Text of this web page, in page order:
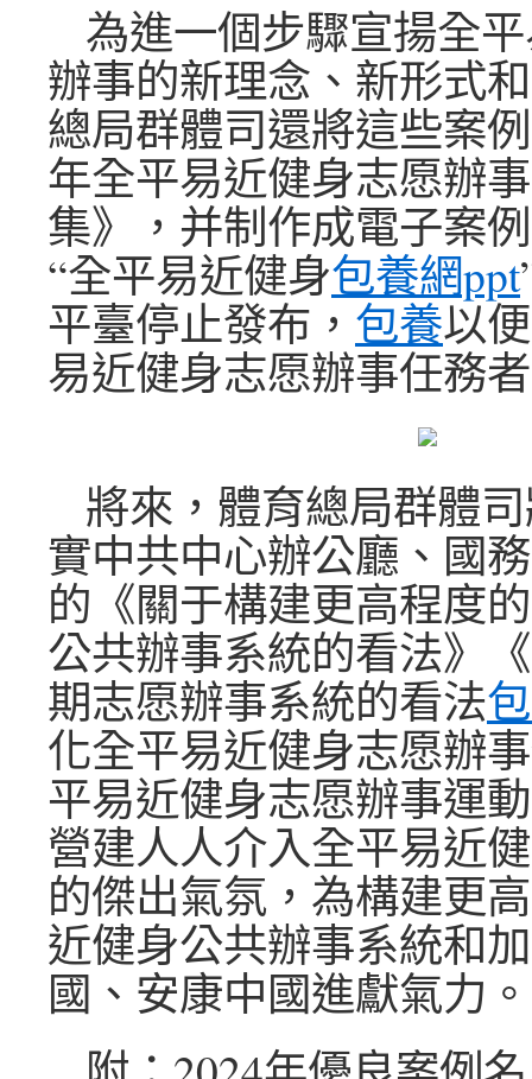
為進一個步驟宣揚全
辦事的新理念、新形式
總局群體司還將這些案
年全平易近健身志愿辦
集》，并制作成電子案
“全平易近健身包養網ppt
平臺停止發布， 包養以
易近健身志愿辦事任務
將來，體育總局群體
實中共中心辦公廳、國
的《關于構建更高程度
公共辦事系統的看法》
期志愿辦事系統的看法
化全平易近健身志愿辦
平易近健身志愿辦事運
營建人人介入全平易近
的傑出氣氛，為構建更
近健身公共辦事系統和
國、安康中國進獻氣力。